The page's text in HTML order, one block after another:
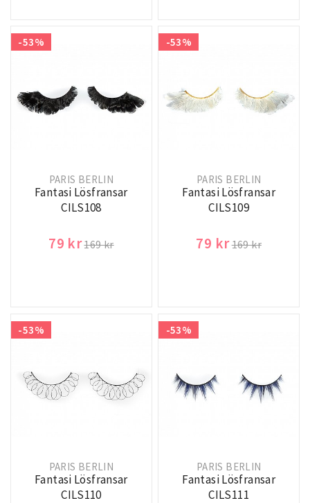
-53%
PARIS BERLIN
Fantasi Lösfransar
CILS108
79 kr169 kr
-53%
PARIS BERLIN
Fantasi Lösfransar
CILS109
79 kr169 kr
-53%
PARIS BERLIN
Fantasi Lösfransar
CILS110
-53%
PARIS BERLIN
Fantasi Lösfransar
CILS111